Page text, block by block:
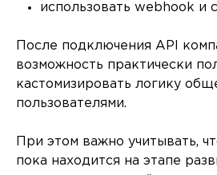
использовать webhook и
После подключения API
возможность практически
кастомизировать логику
пользователями.
При этом важно учитывать,
пока находится на этапе